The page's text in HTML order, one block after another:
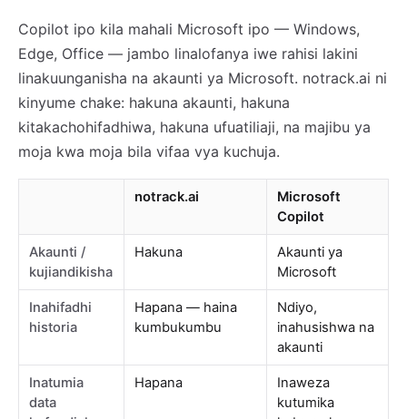
Copilot ipo kila mahali Microsoft ipo — Windows,
Edge, Office — jambo linalofanya iwe rahisi lakini
linakuunganisha na akaunti ya Microsoft. notrack.ai ni
kinyume chake: hakuna akaunti, hakuna
kitakachohifadhiwa, hakuna ufuatiliaji, na majibu ya
moja kwa moja bila vifaa vya kuchuja.
notrack.ai
Microsoft
Copilot
Akaunti /
kujiandikisha
Hakuna
Akaunti ya
Microsoft
Inahifadhi
historia
Hapana — haina
kumbukumbu
Ndiyo,
inahusishwa na
akaunti
Inatumia
data
Hapana
Inaweza
kutumika